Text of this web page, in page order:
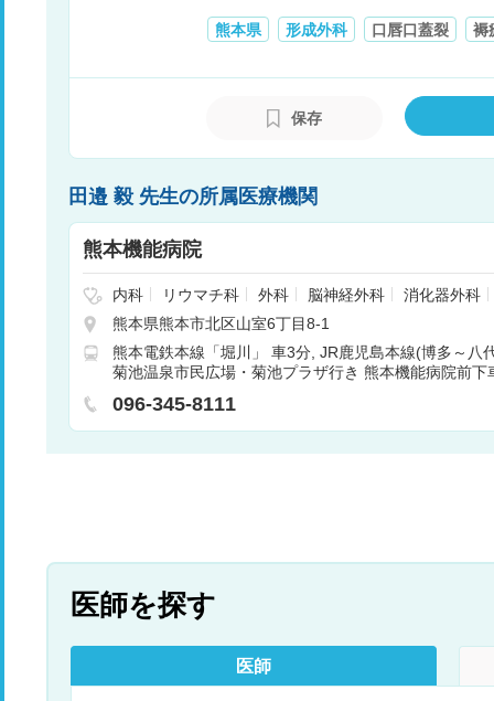
熊本県 形成外科 口唇口蓋裂 褥
保存
田邉 毅 先生の所属医療機関
熊本機能病院
内科 リウマチ科 外科 脳神経外科
消化器外科
科
皮膚科 耳鼻咽喉科 リハビリテーション科
循環器内科
脳神経内科 血管外科
熊本県熊本市北区山室6丁目8-1
熊本電鉄本線「堀川」 車3分 JR鹿児島本線(博多～八
菊池温泉市民広場・菊池プラザ行き 熊本機能病院前下
096-345-8111
医師を探す
医師